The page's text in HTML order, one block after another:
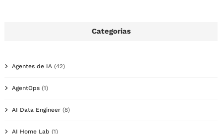
Categorias
Agentes de IA (42)
AgentOps (1)
AI Data Engineer (8)
AI Home Lab (1)